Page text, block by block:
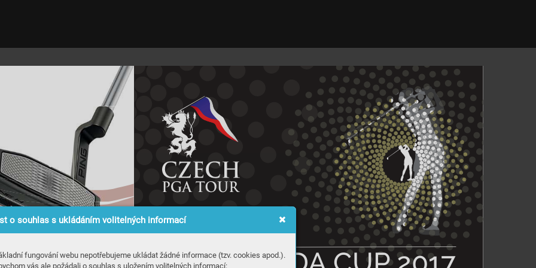
o souhlas s ukládáním volitelných informací
fungování webu nepotřebujeme ukládat žádné informace (tzv. cookies apod.).
vás ale požádali o souhlas s uložením volitelných informací:
Sigmu REPROMEDA CUP 2017
Děkujeme par